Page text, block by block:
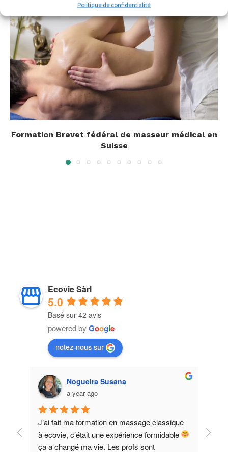
Politique de confidentialité
Formation Brevet fédéral de masseur médical en
Suisse
Ecovie Sàrl
5.0
Basé sur 42 avis
powered byGoogle
notez-nous sur
Nogueira Susana
a year ago
J’ai fait ma formation en massage classique
à ecovie, c’était une expérience formidable
ça a changé ma vie. Les profs sont